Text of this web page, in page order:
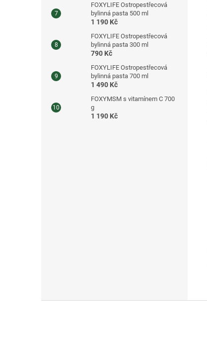
FOXYLIFE Ostropestřecová
bylinná pasta 500 ml
1 190 Kč
FOXYLIFE Ostropestřecová
bylinná pasta 300 ml
790 Kč
FOXYLIFE Ostropestřecová
bylinná pasta 700 ml
1 490 Kč
FOXYMSM s vitamínem C 700
g
1 190 Kč